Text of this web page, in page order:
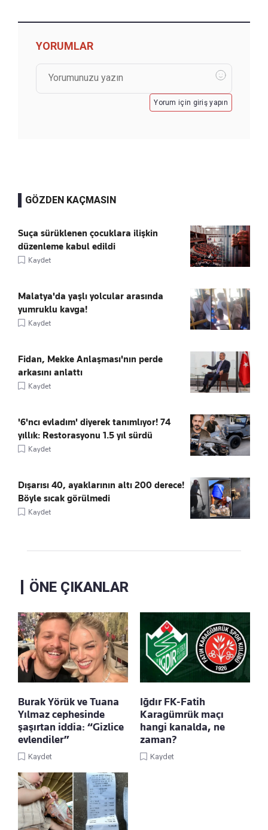
YORUMLAR
Yorum için giriş yapın
GÖZDEN KAÇMASIN
Suça sürüklenen çocuklara ilişkin
düzenleme kabul edildi
Kaydet
Malatya'da yaşlı yolcular arasında
yumruklu kavga!
Kaydet
Fidan, Mekke Anlaşması'nın perde
arkasını anlattı
Kaydet
'6'ncı evladım' diyerek tanımlıyor! 74
yıllık: Restorasyonu 1.5 yıl sürdü
Kaydet
Dışarısı 40, ayaklarının altı 200 derece!
Böyle sıcak görülmedi
Kaydet
ÖNE ÇIKANLAR
Burak Yörük ve Tuana
Yılmaz cephesinde
şaşırtan iddia: “Gizlice
evlendiler”
Kaydet
Iğdır FK-Fatih
Karagümrük maçı
hangi kanalda, ne
zaman?
Kaydet